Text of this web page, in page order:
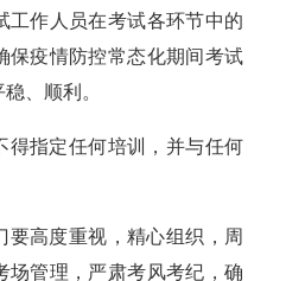
工作人员在考试各环节中的
保疫情防控常态化期间考试
、顺利。
得指定任何培训，并与任何
要高度重视，精心组织，周
场管理，严肃考风考纪，确